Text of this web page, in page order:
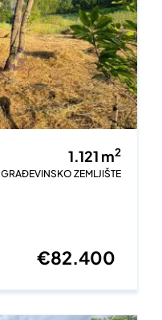
1.121 m2
GRAĐEVINSKO ZEMLJIŠTE
€82.400